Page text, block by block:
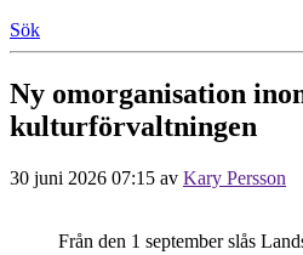
Sök
Ny omorganisation
kulturförvaltningen
30 juni 2026 07:15 av Kary Persson
Från den 1 september slås